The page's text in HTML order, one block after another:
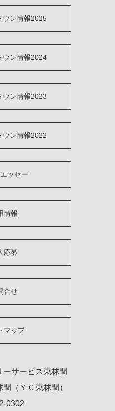
ウン情報2025
ウン情報2024
ウン情報2023
ウン情報2022
ッセー
情報
応募
合せ
マップ
ーサービス東林間
（ＹＣ東林間）
0302